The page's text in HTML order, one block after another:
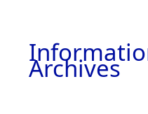
Archives